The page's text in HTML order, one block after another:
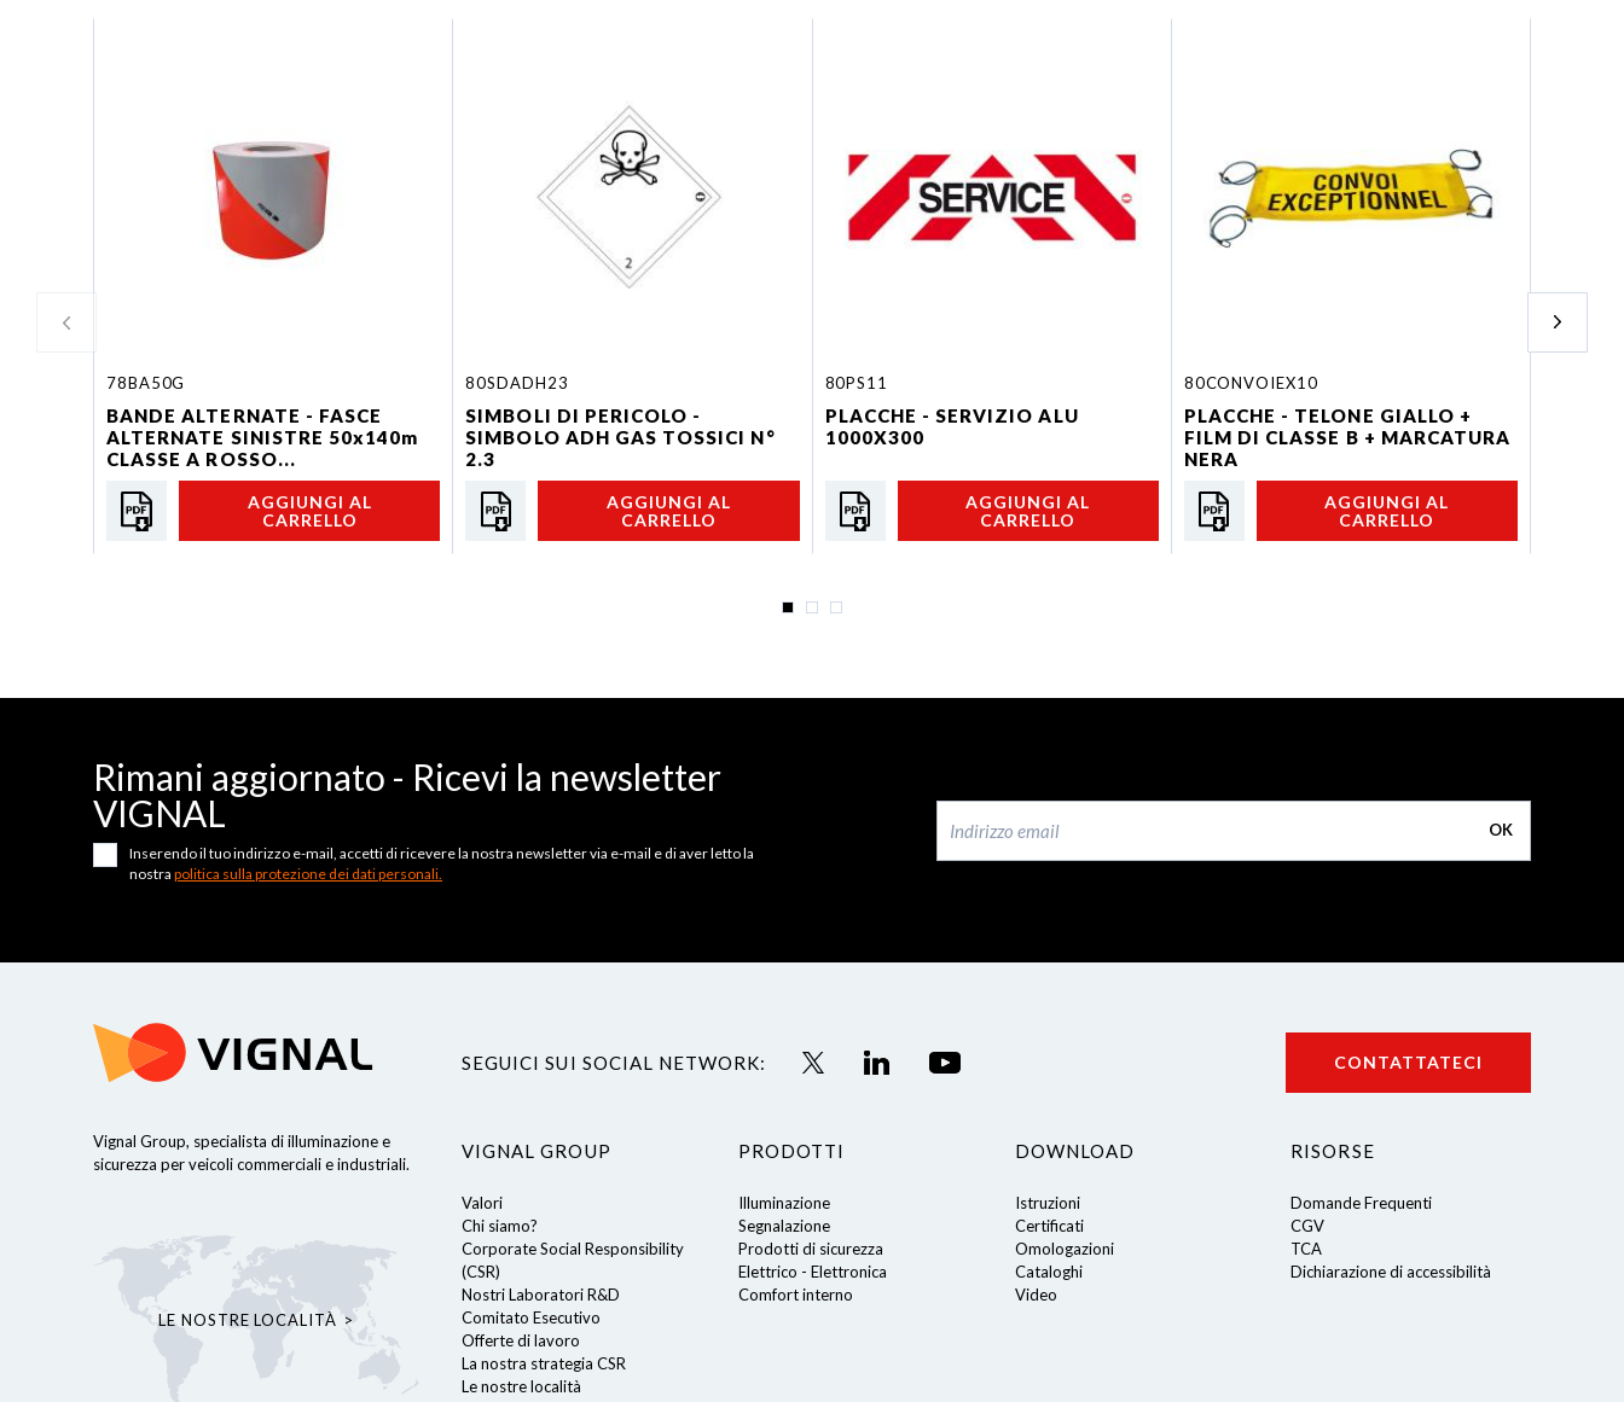
78BA50G
BANDE ALTERNATE - FASCE
ALTERNATE SINISTRE 50x140m
CLASSE A ROSSO...
AGGIUNGI AL
CARRELLO
80SDADH23
SIMBOLI DI PERICOLO -
SIMBOLO ADH GAS TOSSICI N°
2.3
AGGIUNGI AL
CARRELLO
80PS11
PLACCHE - SERVIZIO ALU
1000X300
AGGIUNGI AL
CARRELLO
80CONVOIEX10
PLACCHE - TELONE GIALLO +
FILM DI CLASSE B + MARCATURA
NERA
AGGIUNGI AL
CARRELLO
Rimani aggiornato - Ricevi la newsletter
VIGNAL
OK
Inserendo il tuo indirizzo e-mail, accetti di ricevere la nostra newsletter via e-mail e di aver letto la
nostra politica sulla protezione dei dati personali.
Vignal Group, specialista di illuminazione e
sicurezza per veicoli commerciali e industriali.
LE NOSTRE LOCALITÀ
SEGUICI SUI SOCIAL NETWORK: CONTATTATECI
VIGNAL GROUP
Valori
Chi siamo?
Corporate Social Responsibility
(CSR)
Nostri Laboratori R&D
Comitato Esecutivo
Offerte di lavoro
La nostra strategia CSR
Le nostre località
PRODOTTI
Illuminazione
Segnalazione
Prodotti di sicurezza
Elettrico - Elettronica
Comfort interno
DOWNLOAD
Istruzioni
Certificati
Omologazioni
Cataloghi
Video
RISORSE
Domande Frequenti
CGV
TCA
Dichiarazione di accessibilità
sito web per offrirti un'esperienza
per le visite future.
l'uso di TUTTI i cookie. Tuttavia,
dei cookie per